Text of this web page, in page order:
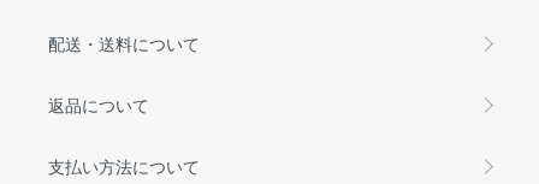
配送・送料について
返品について
支払い方法について